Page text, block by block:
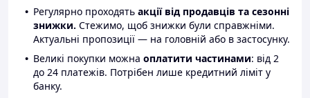
Регулярно проходять акції від продавців та сезонні
знижки. Стежимо, щоб знижки були справжніми.
Актуальні пропозиції — на головній або в застосунку.
Великі покупки можна оплатити частинами: від 2
до 24 платежів. Потрібен лише кредитний ліміт у
банку.